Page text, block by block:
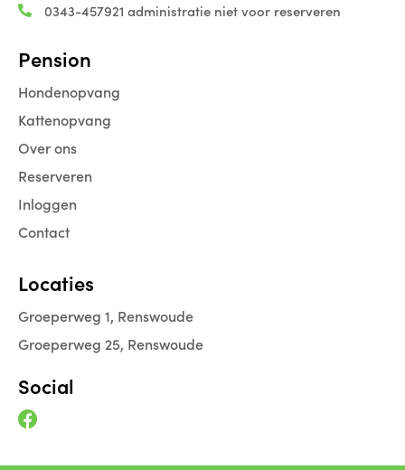
0343-457921 administratie niet voor reserveren
Pension
Hondenopvang
Kattenopvang
Over ons
Reserveren
Inloggen
Contact
Locaties
Groeperweg 1, Renswoude
Groeperweg 25, Renswoude
Social